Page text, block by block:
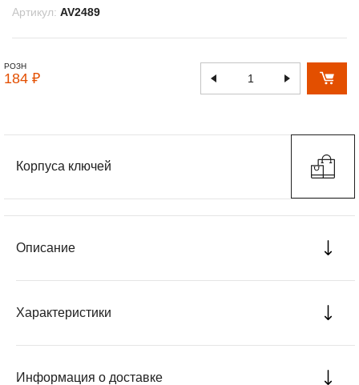
Артикул: AV2489
РОЗН
184 ₽
Корпуса ключей
Описание
Характеристики
Информация о доставке